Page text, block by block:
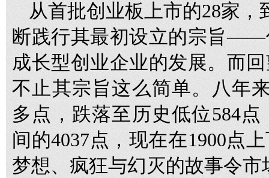
从首批创业板上市的28家，
断践行其最初设立的宗旨——
成长型创业企业的发展。而
不止其宗旨这么简单。八年
多点，跌落至历史低位584
间的4037点，现在在1900点
梦想、疯狂与幻灭的故事令市